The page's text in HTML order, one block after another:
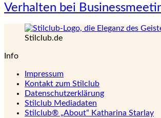
Verhalten bei
Stilclub.de
Info
Impressum
Kontakt zum Stilclub
Datenschutzerklärung
Stilclub Mediadaten
Stilclub® „About“ Katharina Starlay